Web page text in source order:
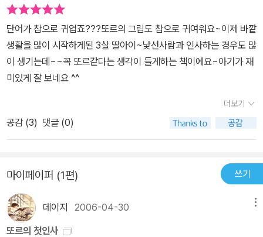
단어가 참으로 귀엽죠???또르의 그림도 참으로 귀여워요~이제 바깥
생활을 많이 시작하게된 3살 딸아이~낯선사람과 인사하는 경우도 많
이 생기는데~~꼭 또르같다는 생각이 들게하는 책이에요~아기가 재
미있게 잘 보네요 ^^
더보기
공감 (3) 댓글 (0)
마이페이퍼 (1편) 쓰기
데이지 2006-04-30
또르의 첫인사